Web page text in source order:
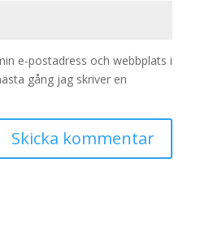
e-postadress och webbplats i
gång jag skriver en